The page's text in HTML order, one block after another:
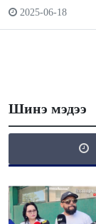
2025-06-18
Шинэ мэдээ